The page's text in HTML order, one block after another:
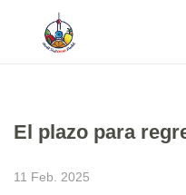
El plazo para
11 Feb. 2025